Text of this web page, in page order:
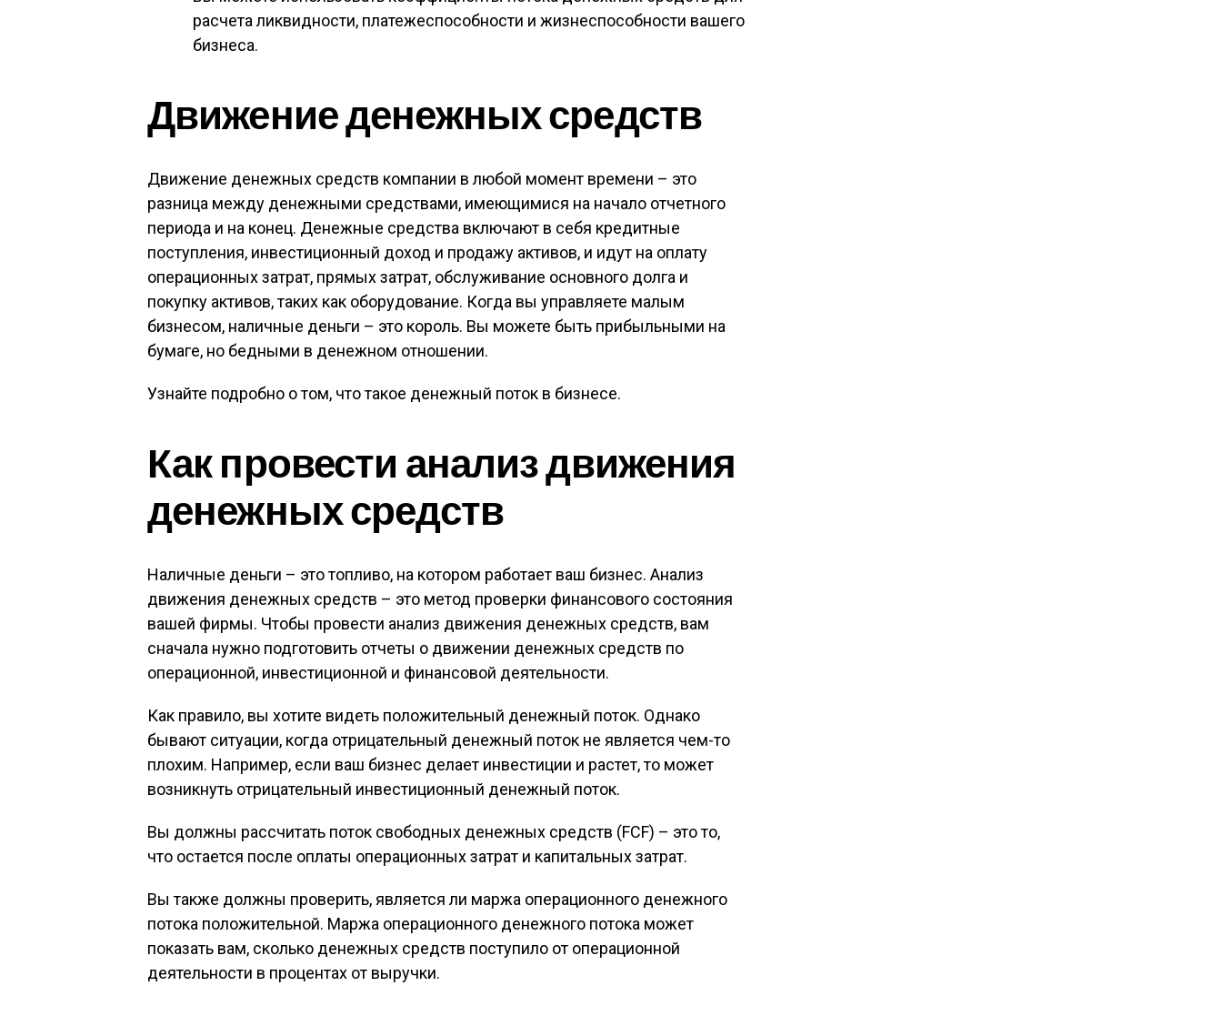
расчета ликвидности, платежеспособности и жизнеспособности вашего
бизнеса.
Движение денежных средств
Движение денежных средств компании в любой момент времени – это
разница между денежными средствами, имеющимися на начало отчетного
периода и на конец. Денежные средства включают в себя кредитные
поступления, инвестиционный доход и продажу активов, и идут на оплату
операционных затрат, прямых затрат, обслуживание основного долга и
покупку активов, таких как оборудование. Когда вы управляете малым
бизнесом, наличные деньги – это король. Вы можете быть прибыльными на
бумаге, но бедными в денежном отношении.
Узнайте подробно о том, что такое денежный поток в бизнесе.
Как провести анализ движения
денежных средств
Наличные деньги – это топливо, на котором работает ваш бизнес. Анализ
движения денежных средств – это метод проверки финансового состояния
вашей фирмы. Чтобы провести анализ движения денежных средств, вам
сначала нужно подготовить отчеты о движении денежных средств по
операционной, инвестиционной и финансовой деятельности.
Как правило, вы хотите видеть положительный денежный поток. Однако
бывают ситуации, когда отрицательный денежный поток не является чем-то
плохим. Например, если ваш бизнес делает инвестиции и растет, то может
возникнуть отрицательный инвестиционный денежный поток.
Вы должны рассчитать поток свободных денежных средств (FCF) – это то,
что остается после оплаты операционных затрат и капитальных затрат.
Вы также должны проверить, является ли маржа операционного денежного
потока положительной. Маржа операционного денежного потока может
показать вам, сколько денежных средств поступило от операционной
деятельности в процентах от выручки.